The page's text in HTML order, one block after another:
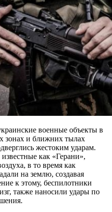
военные объекты в
зонах и ближних тылах
жестоким ударам.
как «Герани»,
в то время как
на землю, создавая
к этому, беспилотники
также наносили удары по